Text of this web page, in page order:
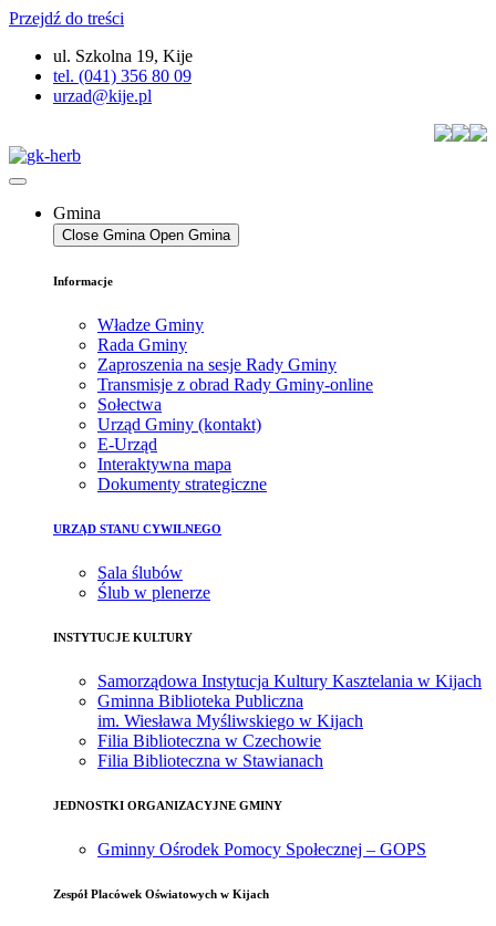
Przejdź do treści
ul. Szkolna 19, Kije
tel. (041) 356 80 09
urzad@kije.pl
Gmina
Close Gmina Open Gmina
Informacje
Władze Gminy
Rada Gminy
Zaproszenia na sesje Rady Gminy
Transmisje z obrad Rady Gminy-online
Sołectwa
Urząd Gminy (kontakt)
E-Urząd
Interaktywna mapa
Dokumenty strategiczne
URZĄD STANU CYWILNEGO
Sala ślubów
Ślub w plenerze
INSTYTUCJE KULTURY
Samorządowa Instytucja Kultury Kasztelania w Kijach
Gminna Biblioteka Publiczna
im. Wiesława Myśliwskiego w Kijach
Filia Biblioteczna w Czechowie
Filia Biblioteczna w Stawianach
JEDNOSTKI ORGANIZACYJNE GMINY
Gminny Ośrodek Pomocy Społecznej – GOPS
Zespół Placówek Oświatowych w Kijach